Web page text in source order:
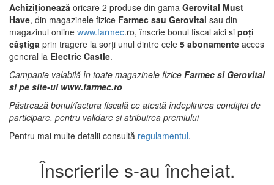
Achiziționează oricare 2 produse din gama Gerovital Must
Have, din magazinele fizice Farmec sau Gerovital sau din
magazinul online www.farmec.ro, înscrie bonul fiscal aici si poți
câștiga prin tragere la sorți unul dintre cele 5 abonamente acces
general la Electric Castle.
Campanie valabilă în toate magazinele fizice Farmec si Gerovital
si pe site-ul www.farmec.ro
Păstrează bonul/factura fiscală ce atestă îndeplinirea condiției de
participare, pentru validare și atribuirea premiului
Pentru mai multe detalii consultă regulamentul.
Înscrierile s-au încheiat.